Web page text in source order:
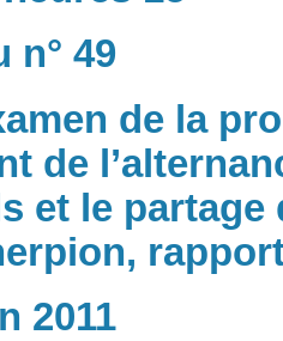
n° 49
de la
de
et le partage
2011